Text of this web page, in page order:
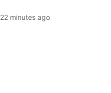
22 minutes ago